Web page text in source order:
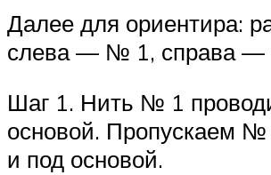
Далее для ориентира:
слева — № 1, справа
Шаг 1. Нить № 1
основой. Пропускаем
и под основой.